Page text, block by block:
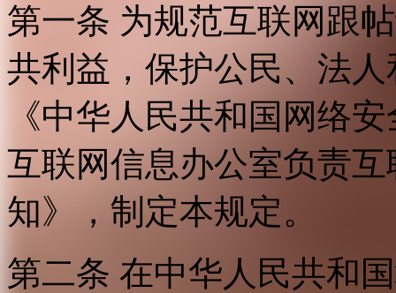
第一条 为规范互联网跟
共利益，保护公民、法
《中华人民共和国网络
互联网信息办公室负责
知》，制定本规定。
第二条 在中华人民共和